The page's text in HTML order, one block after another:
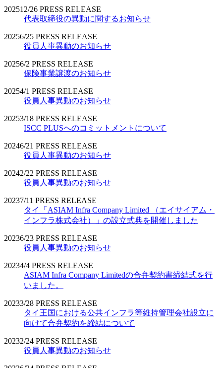
202512/26 PRESS RELEASE
代表取締役の異動に関するお知らせ
20256/25 PRESS RELEASE
役員人事異動のお知らせ
20256/2 PRESS RELEASE
保険事業譲渡のお知らせ
20254/1 PRESS RELEASE
役員人事異動のお知らせ
20253/18 PRESS RELEASE
ISCC PLUSへのコミットメントについて
20246/21 PRESS RELEASE
役員人事異動のお知らせ
20242/22 PRESS RELEASE
役員人事異動のお知らせ
20237/11 PRESS RELEASE
タイ「ASIAM Infra Company Limited （エイサイアム・
インフラ株式会社）」の設立式典を開催しました
20236/23 PRESS RELEASE
役員人事異動のお知らせ
20234/4 PRESS RELEASE
ASIAM Infra Company Limitedの合弁契約書締結式を行
いました。
20233/28 PRESS RELEASE
タイ王国における公共インフラ等維持管理会社設立に
向けて合弁契約を締結について
20232/24 PRESS RELEASE
役員人事異動のお知らせ